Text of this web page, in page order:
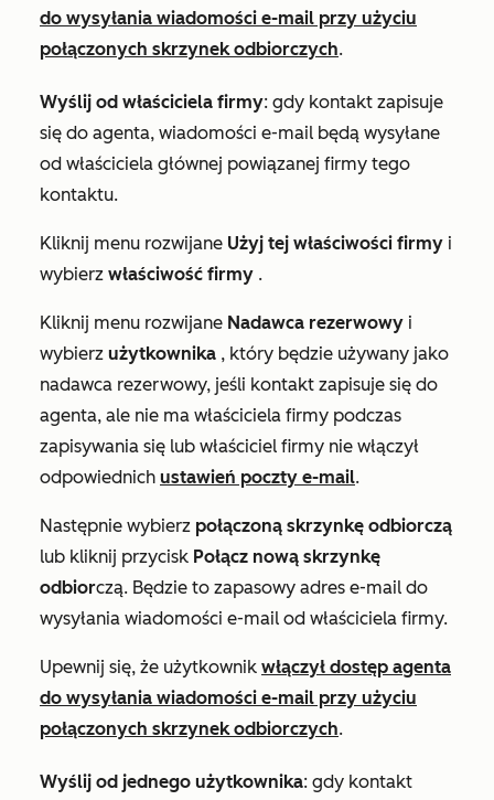
do wysyłania wiadomości e-mail przy użyciu
połączonych skrzynek odbiorczych.
Wyślij od właściciela firmy: gdy kontakt zapisuje
się do agenta, wiadomości e-mail będą wysyłane
od właściciela głównej powiązanej firmy tego
kontaktu.
Kliknij menu rozwijane Użyj tej właściwości firmy i
wybierz właściwość firmy .
Kliknij menu rozwijane Nadawca rezerwowy i
wybierz użytkownika , który będzie używany jako
nadawca rezerwowy, jeśli kontakt zapisuje się do
agenta, ale nie ma właściciela firmy podczas
zapisywania się lub właściciel firmy nie włączył
odpowiednich ustawień poczty e-mail.
Następnie wybierz połączoną skrzynkę odbiorczą
lub kliknij przycisk Połącz nową skrzynkę
odbiorczą. Będzie to zapasowy adres e-mail do
wysyłania wiadomości e-mail od właściciela firmy.
Upewnij się, że użytkownik włączył dostęp agenta
do wysyłania wiadomości e-mail przy użyciu
połączonych skrzynek odbiorczych.
Wyślij od jednego użytkownika: gdy kontakt